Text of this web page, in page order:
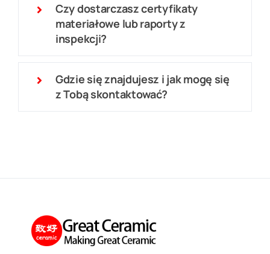
Czy dostarczasz certyfikaty
materiałowe lub raporty z
inspekcji?
Gdzie się znajdujesz i jak mogę się
z Tobą skontaktować?